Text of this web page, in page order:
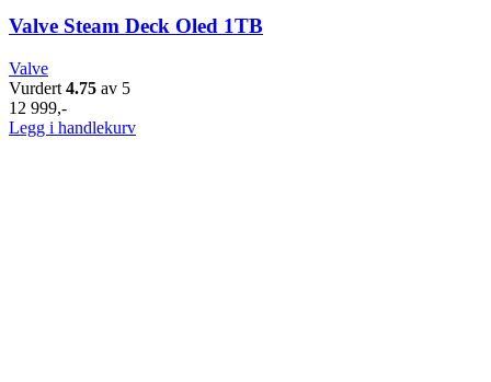
Valve Steam Deck Oled 1TB
Valve
Vurdert 4.75 av 5
12 999,-
Legg i handlekurv